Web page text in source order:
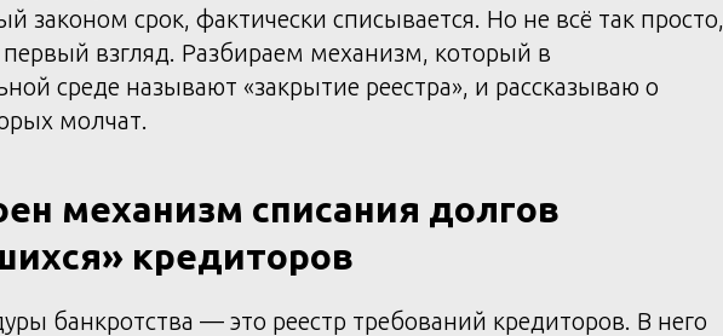
законом срок, фактически списывается. Но не всё так просто,
первый взгляд. Разбираем механизм, который в
среде называют «закрытие реестра», и рассказываю о
молчат.
механизм списания долгов
кредиторов
банкротства — это реестр требований кредиторов. В него